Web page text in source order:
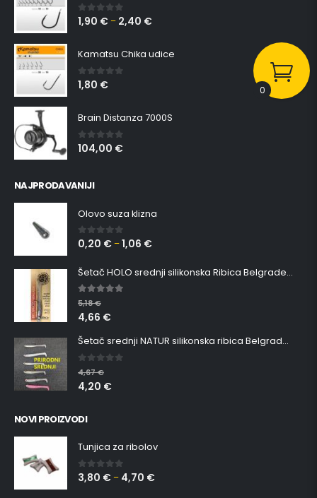
0 out of 5
1,90 € – 2,40 €
Kamatsu Chika udice
0 out of 5
1,80 €
Brain Distanza 7000S
0out of 5
104,00 €
NAJPRODAVANIJI
Olovo suza klizna
0 out of 5
0,20 € –1,06 €
Šetač HOLO srednji silikonska Ribica Belgrade Walker
5.00out of 5
5,18€
4,66 €
Šetač srednji NATUR silikonska ribica Belgrade Walker
0 out of 5
4,67€
4,20 €
NOVI PROIZVODI
Tunjica za ribolov
0 out of 5
3,80 € – 4,70 €
0